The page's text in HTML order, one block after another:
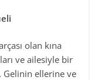
olan kına
ve ailesiyle bir
ellerine ve